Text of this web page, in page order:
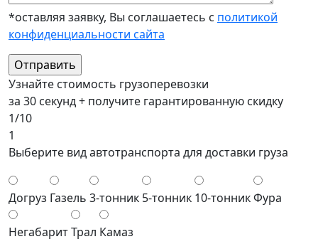
*оставляя заявку, Вы соглашаетесь с политикой
конфиденциальности сайта
Узнайте стоимость грузоперевозки
за 30 секунд + получите гарантированную скидку
1/10
1
Выберите вид автотранспорта для доставки груза
Догруз Газель 3-тонник 5-тонник 10-тонникФура
НегабаритТрал Камаз